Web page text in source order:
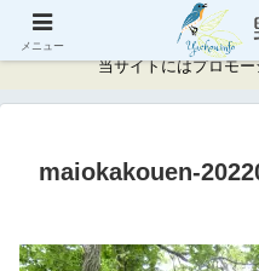
神奈川県周
当サイトにはプロモ
maiokakouen-
メニュー